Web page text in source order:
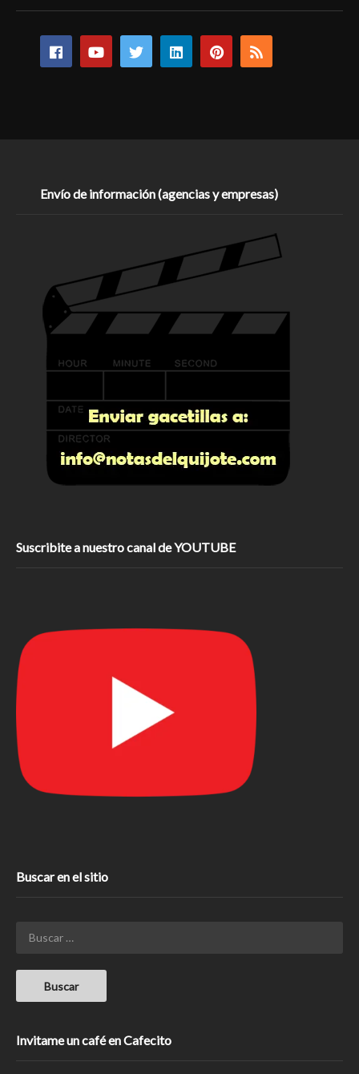
Envío de información (agencias y empresas)
Suscribite a nuestro canal de YOUTUBE
Buscar en el sitio
Invitame un café en Cafecito